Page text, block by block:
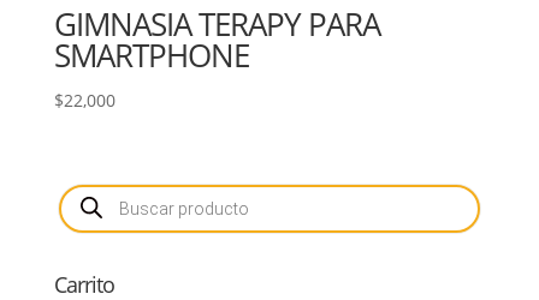
GIMNASIA TERAPY PARA
SMARTPHONE
$22,000
Búsqueda
de
productos
Carrito